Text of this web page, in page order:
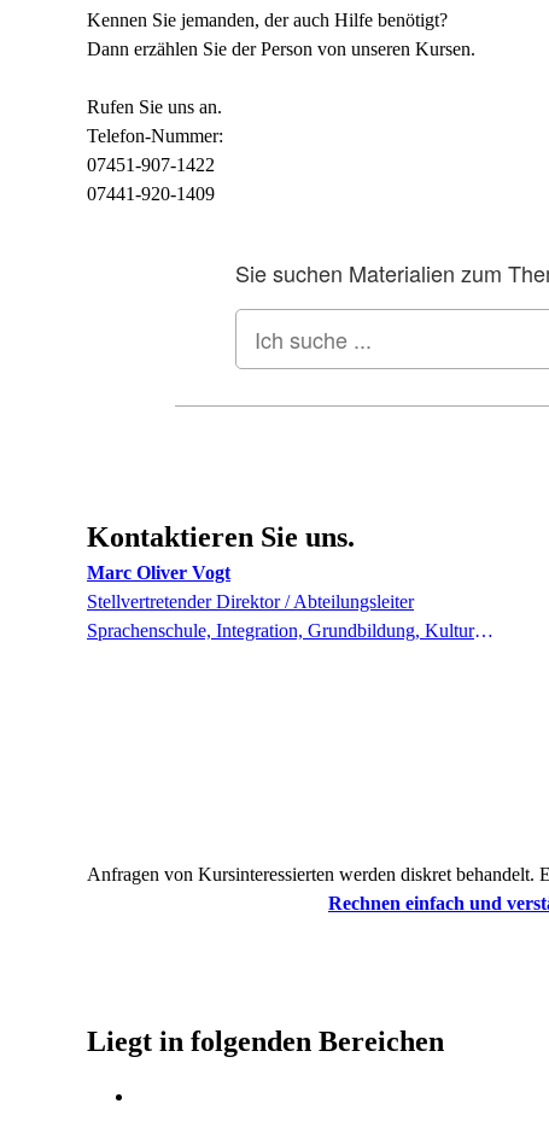
Kennen Sie jemanden, der auch Hilfe benötigt?
Dann erzählen Sie der Person von unseren Kursen.
Rufen Sie uns an.
Telefon-Nummer:
07451-907-1422
07441-920-1409
Kontaktieren Sie uns.
Marc Oliver Vogt
Stellvertretender Direktor / Abteilungsleiter
Sprachenschule, Integration, Grundbildung, Kultur und Gestalten
Anfragen von Kursinteressierten werden diskret behandelt.
Rechnen einfach und
Liegt in folgenden Bereichen